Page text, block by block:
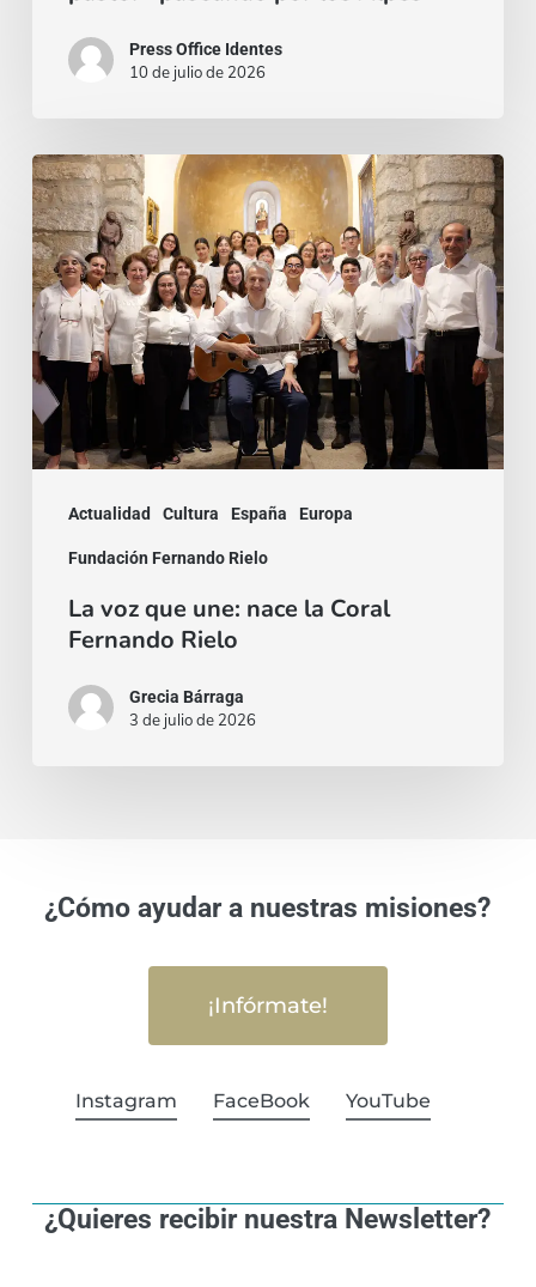
Press Office Identes
10 de julio de 2026
Actualidad Cultura España Europa
Fundación Fernando Rielo
La
voz
que
une:
nace
la
Coral
Fernando
La voz que une: nace la Coral
Fernando Rielo
Grecia Bárraga
3 de julio de 2026
¿Cómo ayudar a nuestras misiones?
¡Infórmate!
Instagram FaceBook YouTube
¿Quieres recibir nuestra Newsletter?